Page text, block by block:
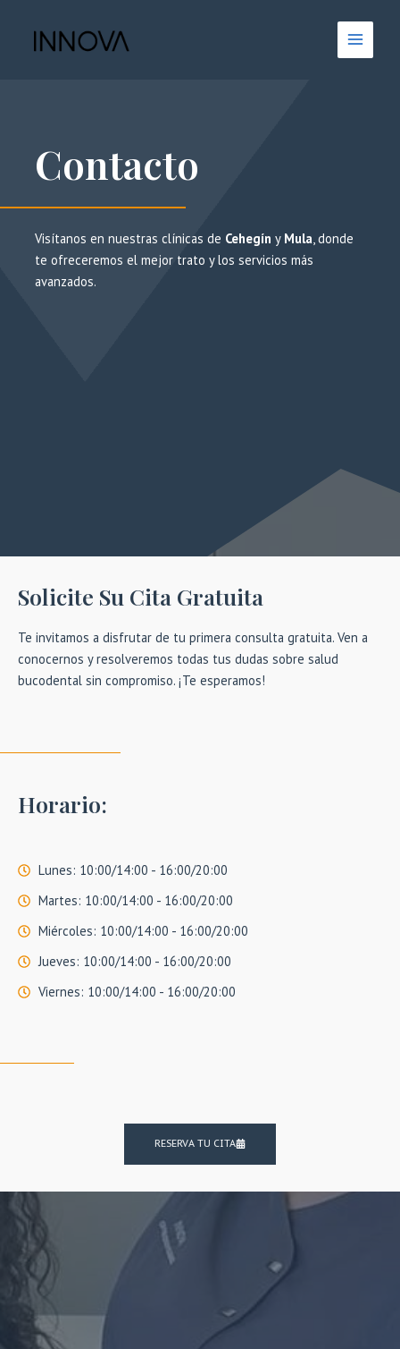
contenido
Main
Menu
Contacto
Visítanos en nuestras clínicas de Cehegín y Mula, donde
te ofreceremos el mejor trato y los servicios más
avanzados.
Solicite Su Cita Gratuita
Te invitamos a disfrutar de tu primera consulta gratuita. Ven a
conocernos y resolveremos todas tus dudas sobre salud
bucodental sin compromiso. ¡Te esperamos!
Horario:
Lunes: 10:00/14:00 - 16:00/20:00
Martes: 10:00/14:00 - 16:00/20:00
Miércoles: 10:00/14:00 - 16:00/20:00
Jueves: 10:00/14:00 - 16:00/20:00
Viernes: 10:00/14:00 - 16:00/20:00
RESERVA TU CITA